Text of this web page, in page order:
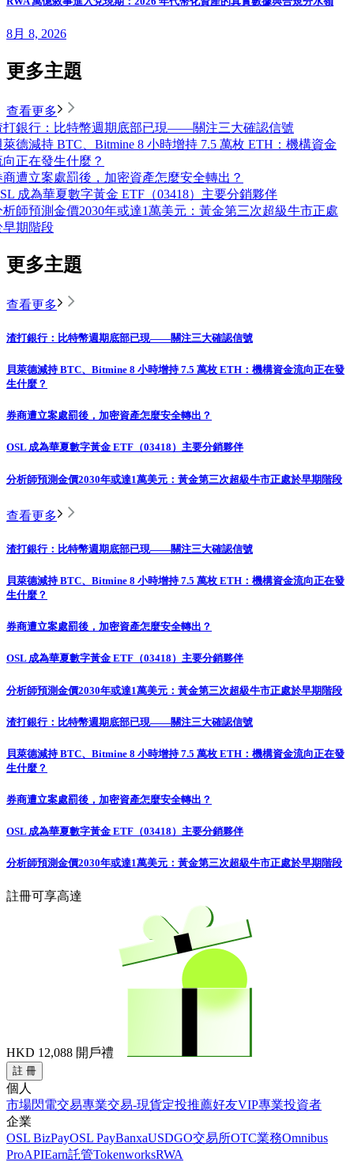
8月 8, 2026
更多主題
查看更多
打銀行：比特幣週期底部已現——關注三大確認信號
萊德減持 BTC、Bitmine 8 小時增持 7.5 萬枚 ETH：機構資金
向正在發生什麼？
商遭立案處罰後，加密資產怎麼安全轉出？
成為華夏數字黃金 ETF（03418）主要分銷夥伴
析師預測金價2030年或達1萬美元：黃金第三次超級牛市正處
早期階段
更多主題
查看更多
渣打銀行：比特幣週期底部已現——關注三大確認信號
貝萊德減持 BTC、Bitmine 8 小時增持 7.5 萬枚 ETH：機構資金流向正在發
生什麼？
券商遭立案處罰後，加密資產怎麼安全轉出？
OSL 成為華夏數字黃金 ETF（03418）主要分銷夥伴
分析師預測金價2030年或達1萬美元：黃金第三次超級牛市正處於早期階段
查看更多
渣打銀行：比特幣週期底部已現——關注三大確認信號
貝萊德減持 BTC、Bitmine 8 小時增持 7.5 萬枚 ETH：機構資金流向正在發
生什麼？
券商遭立案處罰後，加密資產怎麼安全轉出？
OSL 成為華夏數字黃金 ETF（03418）主要分銷夥伴
分析師預測金價2030年或達1萬美元：黃金第三次超級牛市正處於早期階段
渣打銀行：比特幣週期底部已現——關注三大確認信號
貝萊德減持 BTC、Bitmine 8 小時增持 7.5 萬枚 ETH：機構資金流向正在發
生什麼？
券商遭立案處罰後，加密資產怎麼安全轉出？
OSL 成為華夏數字黃金 ETF（03418）主要分銷夥伴
分析師預測金價2030年或達1萬美元：黃金第三次超級牛市正處於早期階段
註冊可享高達
HKD 12,088 開戶禮
註 冊
個人
市場閃電交易專業交易-現貨定投推薦好友VIP專業投資者
企業
OSL BizPayOSL PayBanxaUSDGO交易所OTC業務Omnibus
ProAPIEarn託管TokenworksRWA